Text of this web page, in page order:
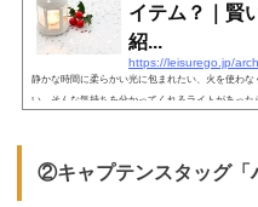
イテム？｜賢
紹...
https://leisurego.jp/
静かな時間に柔らかい光に包まれたい、火を使わ
い、そんな気持ちを分かってくれるライトがあっ
なスノーピークは、数々のハイスペックな製品が
て今回ご...
②キャプテンスタッグ「